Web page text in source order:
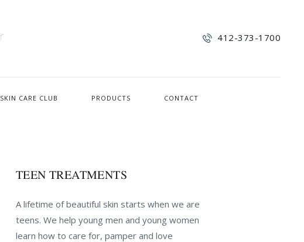
412-373-1700
SKIN CARE CLUB PRODUCTS CONTACT
TEEN TREATMENTS
A lifetime of beautiful skin starts when we are
teens. We help young men and young women
learn how to care for, pamper and love